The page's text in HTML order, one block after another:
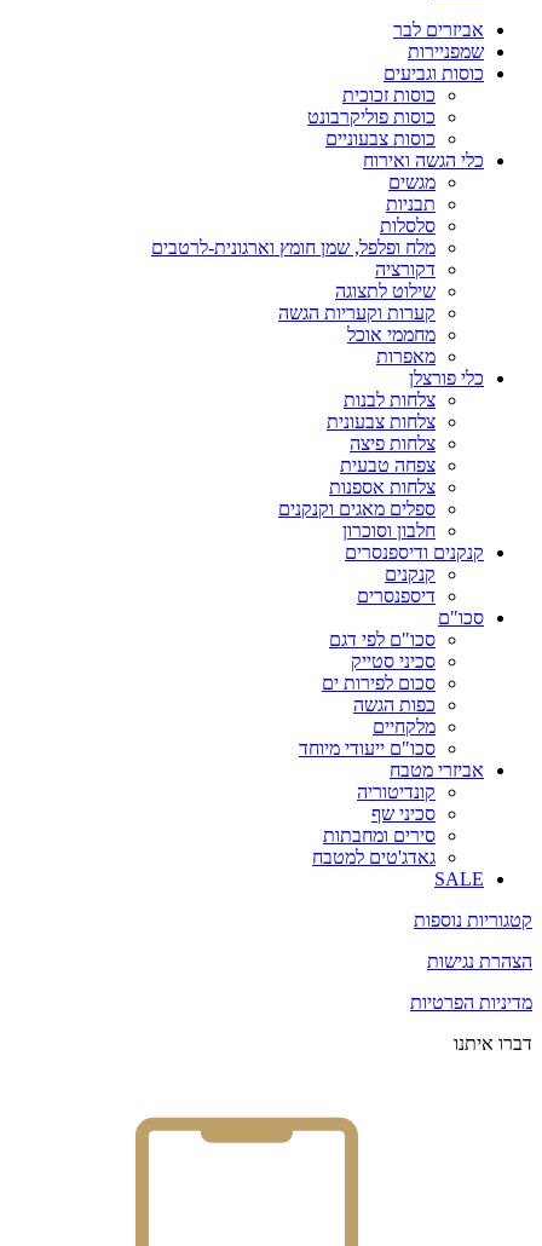
אביזרים לבר
שמפניירות
כוסות וגביעים
כוסות זכוכית
כוסות פוליקרבונט
כוסות צבעוניים
כלי הגשה ואירוח
מגשים
תבניות
סלסלות
מלח ופלפל, שמן חומץ וארגונית-לרטבים
דקורציה
שילוט לתצוגה
קערות וקעריות הגשה
מחממי אוכל
מאפרות
כלי פורצלן
צלחות לבנות
צלחות צבעונית
צלחות פיצה
צפחה טבעית
צלחות אספנות
ספלים מאגים וקנקנים
חלבון וסוכרון
קנקנים ודיספנסרים
קנקנים
דיספנסרים
סכו"ם
סכו"ם לפי דגם
סכיני סטייק
סכום לפירות ים
כפות הגשה
מלקחיים
סכו"ם ייעודי מיוחד
אביזרי מטבח
קונדיטוריה
סכיני שף
סירים ומחבתות
גאדג'טים למטבח
SALE
קטגוריות נוספות
הצהרת נגישות
מדיניות הפרטיות
דברו איתנו